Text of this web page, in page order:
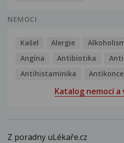
NEMOCI
Kašel Alergie
Angína
Antibiotika
Antihistaminika
Katalog nemocí
Z poradny uLékaře.cz